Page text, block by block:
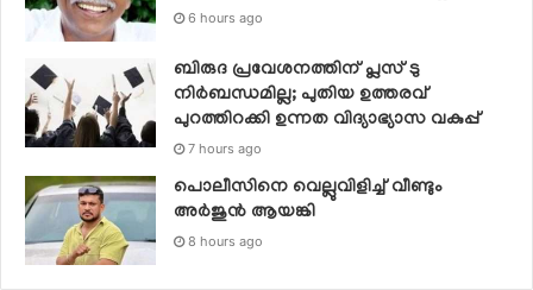
6 hours ago
ബിരുദ പ്രവേശനത്തിന് പ്ലസ് ടു
നിര്‍ബന്ധമില്ല; പുതിയ ഉത്തരവ്
പുറത്തിറക്കി ഉന്നത വിദ്യാഭ്യാസ വകുപ്പ്
7 hours ago
പൊലീസിനെ വെല്ലുവിളിച്ച് വീണ്ടും
അർജുൻ ആയങ്കി
8 hours ago